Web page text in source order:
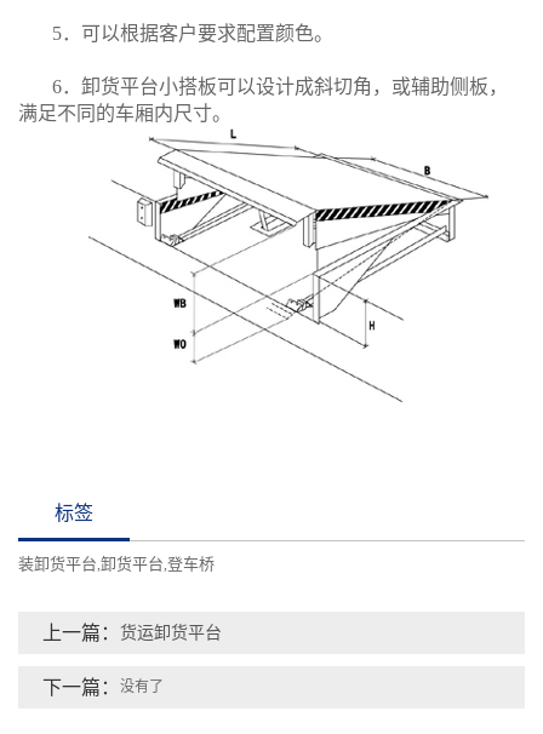
5．可以根据客户要求配置颜色。
6．卸货平台小搭板可以设计成斜切角，或辅助侧板，
满足不同的车厢内尺寸。
标签
装卸货平台 卸货平台 登车桥
上一篇： 货运卸货平台
下一篇： 没有了